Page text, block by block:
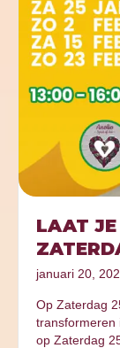
LAAT JE
januari 20,
Op Zaterdag
transformeren
op Zaterdag